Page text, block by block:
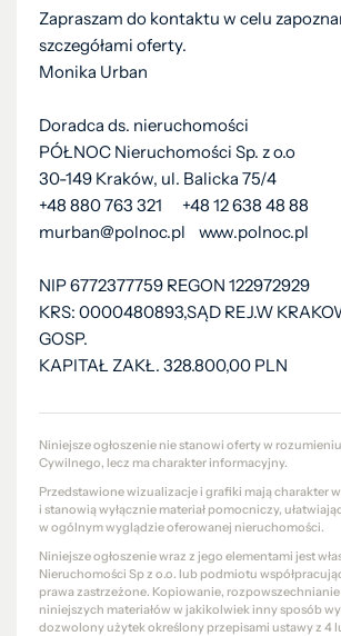
Zapraszam do kontaktu w celu
szczegółami oferty.
Monika Urban
Doradca ds. nieruchomości
PÓŁNOC Nieruchomości Sp. z o.o
30-149 Kraków, ul. Balicka 75/4
+48 880 763 321 +48 12 638 48 88
murban@polnoc.pl www.polnoc.pl
NIP 6772377759 REGON 122972929
KRS: 0000480893,SĄD REJ.W
GOSP.
KAPITAŁ ZAKŁ. 328.800,00 PLN
Niniejsze ogłoszenie nie stanowi oferty w
Cywilnego, lecz ma charakter informacyjny.
Przedstawione wizualizacje i grafiki mają charakter
i stanowią wyłącznie materiał pomocniczy,
w ogólnym wyglądzie oferowanej nieruchomości.
Niniejsze ogłoszenie wraz z jego elementami jest
Nieruchomości Sp z o.o. lub podmiotu
prawa zastrzeżone. Kopiowanie,
niniejszych materiałów w jakikolwiek inny sposób
dozwolony użytek określony przepisami ustawy z 4